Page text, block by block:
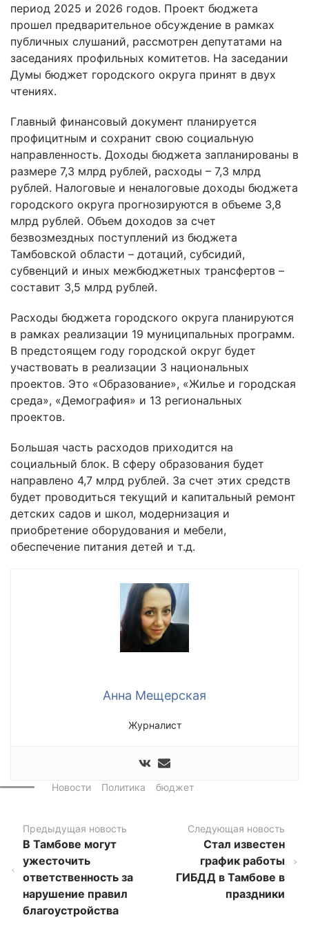
период 2025 и 2026 годов. Проект бюджета
прошел предварительное обсуждение в рамках
публичных слушаний, рассмотрен депутатами на
заседаниях профильных комитетов. На заседании
Думы бюджет городского округа принят в двух
чтениях.
Главный финансовый документ планируется
профицитным и сохранит свою социальную
направленность. Доходы бюджета запланированы в
размере 7,3 млрд рублей, расходы – 7,3 млрд
рублей. Налоговые и неналоговые доходы бюджета
городского округа прогнозируются в объеме 3,8
млрд рублей. Объем доходов за счет
безвозмездных поступлений из бюджета
Тамбовской области – дотаций, субсидий,
субвенций и иных межбюджетных трансфертов –
составит 3,5 млрд рублей.
Расходы бюджета городского округа планируются
в рамках реализации 19 муниципальных программ.
В предстоящем году городской округ будет
участвовать в реализации 3 национальных
проектов. Это «Образование», «Жилье и городская
среда», «Демография» и 13 региональных
проектов.
Большая часть расходов приходится на
социальный блок. В сферу образования будет
направлено 4,7 млрд рублей. За счет этих средств
будет проводиться текущий и капитальный ремонт
детских садов и школ, модернизация и
приобретение оборудования и мебели,
обеспечение питания детей и т.д.
Анна Мещерская
Журналист
Новости Политика бюджет
Предыдущая новость
В Тамбове могут
ужесточить
ответственность за
нарушение правил
благоустройства
Следующая новость
Стал известен
график работы
ГИБДД в Тамбове в
праздники